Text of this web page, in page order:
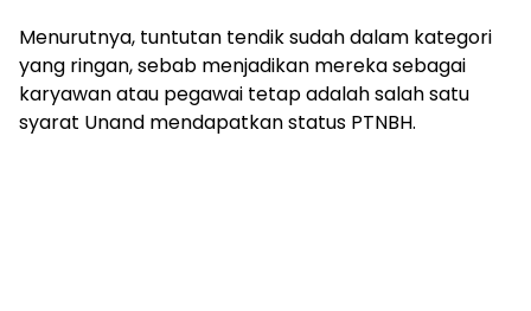
Menurutnya, tuntutan tendik sudah dalam kategori
yang ringan, sebab menjadikan mereka sebagai
karyawan atau pegawai tetap adalah salah satu
syarat Unand mendapatkan status PTNBH.